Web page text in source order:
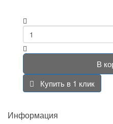
В
Купить в 1 клик
Информация